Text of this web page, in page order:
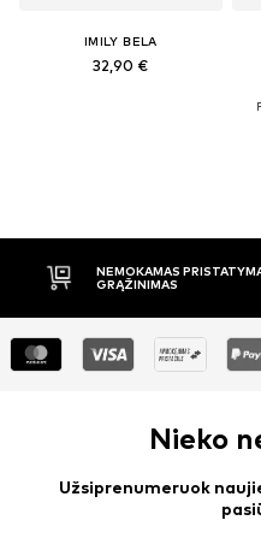
IMILY BELA
32,90 €
APMOKĖJIMAS
Nieko
Užsiprenumeruok